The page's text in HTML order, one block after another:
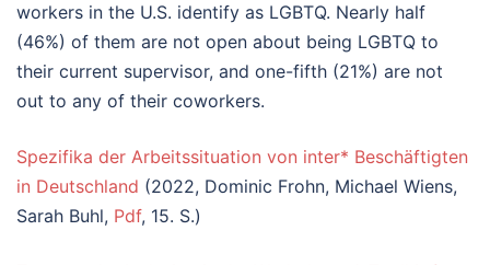
workers in the U.S. identify as LGBTQ. Nearly half
(46%) of them are not open about being LGBTQ to
their current supervisor, and one-fifth (21%) are not
out to any of their coworkers.
Spezifika der Arbeitssituation von inter* Beschäftigten
in Deutschland (2022, Dominic Frohn, Michael Wiens,
Sarah Buhl, Pdf, 15. S.)